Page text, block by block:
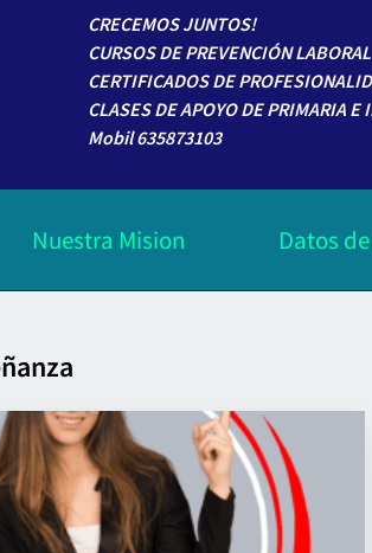
CRECEMOS JUNTOS!
CURSOS DE PREVENCIÓN LABORAL
CERTIFICADOS DE
CLASES DE APOYO DE PRIMARIA E
Mobil 635873103
Nuestra Mision
Datos